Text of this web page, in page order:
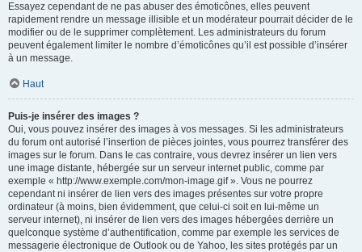
Essayez cependant de ne pas abuser des émoticônes, elles peuvent
rapidement rendre un message illisible et un modérateur pourrait décider de le
modifier ou de le supprimer complètement. Les administrateurs du forum
peuvent également limiter le nombre d’émoticônes qu’il est possible d’insérer
à un message.
Haut
Puis-je insérer des images ?
Oui, vous pouvez insérer des images à vos messages. Si les administrateurs
du forum ont autorisé l’insertion de pièces jointes, vous pourrez transférer des
images sur le forum. Dans le cas contraire, vous devrez insérer un lien vers
une image distante, hébergée sur un serveur internet public, comme par
exemple « http://www.exemple.com/mon-image.gif ». Vous ne pourrez
cependant ni insérer de lien vers des images présentes sur votre propre
ordinateur (à moins, bien évidemment, que celui-ci soit en lui-même un
serveur internet), ni insérer de lien vers des images hébergées derrière un
quelconque système d’authentification, comme par exemple les services de
messagerie électronique de Outlook ou de Yahoo, les sites protégés par un